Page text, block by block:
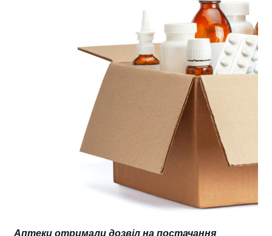
Аптеки отримали дозвіл на постачання